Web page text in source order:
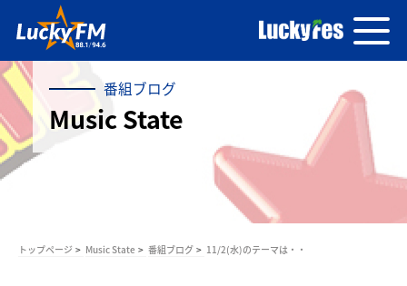
番組ブログ
Music State
トップページ Music State 番組ブログ 11/2(水)のテーマは・・